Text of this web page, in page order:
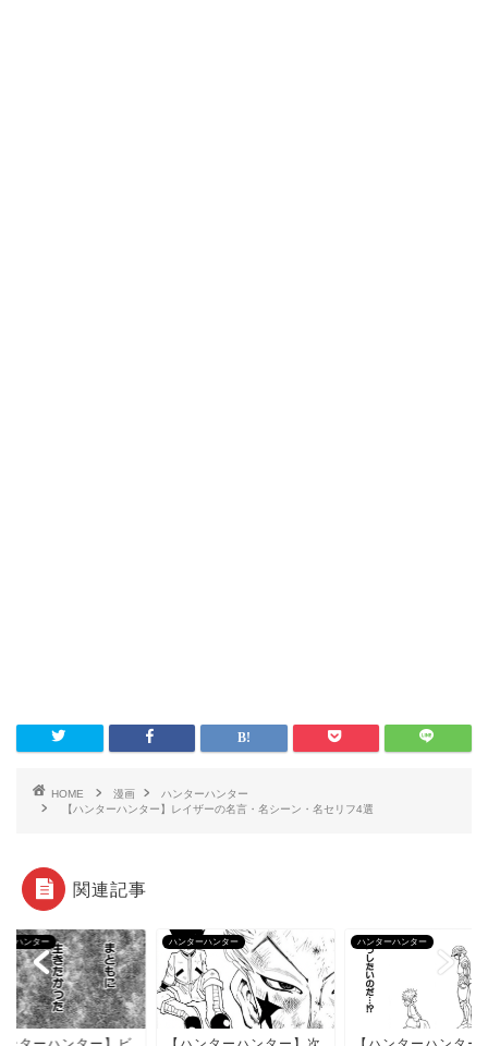
HOME 漫画
ハンターハンター
【ハンターハンター】レイザーの名言・名シーン・名セリフ4選
関連記事
ーハンター ハンターハンター ハンターハンター